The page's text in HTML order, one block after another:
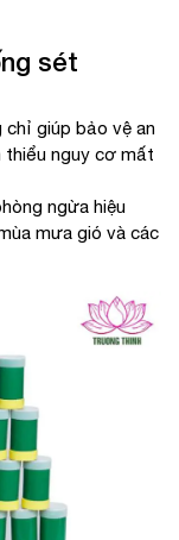
sét
giúp bảo vệ an
thiểu nguy cơ mất
ngừa hiệu
mưa gió và các